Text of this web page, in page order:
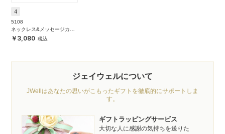
4
5108
ネックレス&メッセージカー
ド 3,080
ジェイウェルについて
JWellはあなたの思いがこもったギフトを徹底的にサポートしま
す。
ギフトラッピングサービス
大切な人に感謝の気持ちを送りた